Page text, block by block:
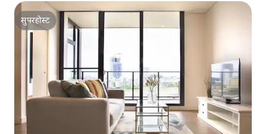
सुपरहोस्ट
सुपरहोस्ट